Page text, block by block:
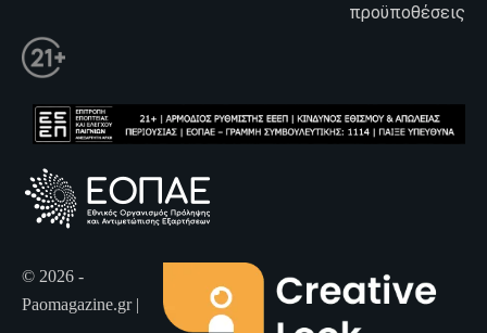
προϋποθέσεις
© 2026 -
Paomagazine.gr |